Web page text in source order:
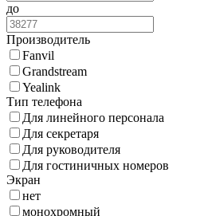
до
Производитель
Fanvil
Grandstream
Yealink
Тип телефона
Для линейного персонала
Для секретаря
Для руководителя
Для гостиничных номеров
Экран
нет
монохромный